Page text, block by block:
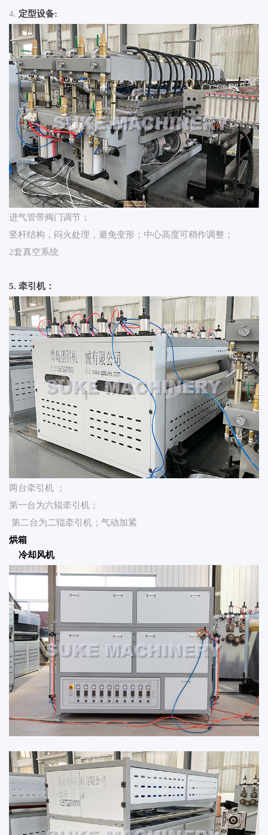
4. 定型设备:
进气管带阀门调节；
竖杆结构，闷火处理，避免变形；中心高度可稍作调整；
2套真空系统
5. 牵引机：
两台牵引机 ；
第一台为六辊牵引机；
第二台为二辊牵引机；气动加紧
烘箱
冷却风机